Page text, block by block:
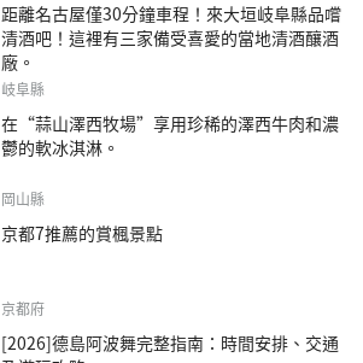
距離名古屋僅30分鐘車程！來大垣岐阜縣品嚐
清酒吧！這裡有三家備受喜愛的當地清酒釀酒
廠。
岐阜縣
在“蒜山澤西牧場”享用珍稀的澤西牛肉和濃
鬱的軟冰淇淋。
岡山縣
京都7推薦的賞楓景點
京都府
[2026]德島阿波舞完整指南：時間安排、交通